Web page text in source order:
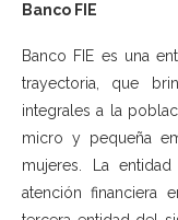
Banco FIE
Banco FIE es una
trayectoria, que
integrales a la
micro y pequeña
mujeres. La
atención financiera